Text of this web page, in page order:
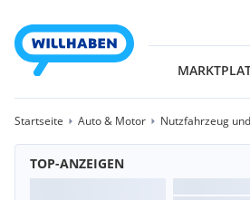
Startseite Auto & Motor Nutzfahrzeug
TOP-ANZEIGEN